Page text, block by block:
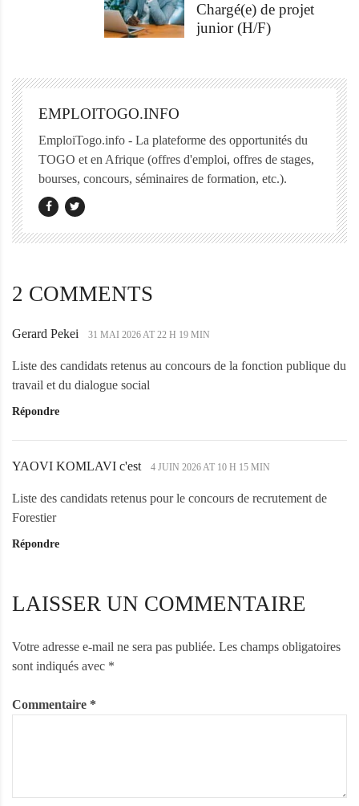
Chargé(e) de projet
junior (H/F)
EMPLOITOGO.INFO
EmploiTogo.info - La plateforme des opportunités du
TOGO et en Afrique (offres d'emploi, offres de stages,
bourses, concours, séminaires de formation, etc.).
2 COMMENTS
G
r
a
r
e
Gerard Pekei 31 MAI 2026 AT 22 H 19 MIN
Liste des candidats retenus au concours de la fonction publique du
travail et du dialogue social
Répondre
Y
O
V
I
A
V
c
'
YAOVI KOMLAVI c'est 4 JUIN 2026 AT 10 H 15 MIN
Liste des candidats retenus pour le concours de recrutement de
Forestier
Répondre
LAISSER UN COMMENTAIRE
Votre adresse e-mail ne sera pas publiée. Les champs obligatoires
sont indiqués avec *
Commentaire *